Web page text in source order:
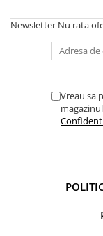
Newsletter Nu rata
Vreau sa